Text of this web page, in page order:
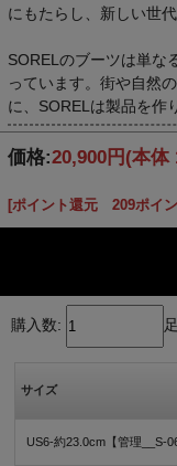
にもたらし、新しい世
SORELのブーツは単な
っています。街や自然
に、SORELは製品を作
価格:20,900円 (本体
[ポイント還元 209ポイン
購入数: 足
サイズ
US6-約23.0cm【管理__S-